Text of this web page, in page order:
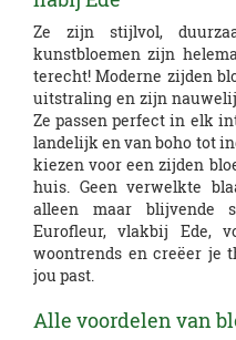
Ze zijn stijlvol,
kunstbloemen zijn
terecht! Moderne zijden
uitstraling en zijn
Ze passen perfect in elk
landelijk en van boho tot
kiezen voor een zijden
huis. Geen verwelkte
alleen maar blijvende
Eurofleur, vlakbij Ede,
woontrends en creëer je
jou past.
Alle voordelen van